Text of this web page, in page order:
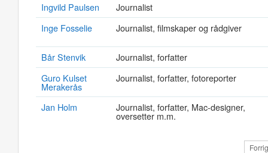
Ingvild Paulsen
Journalist
Inge Fosselie
Journalist, filmskaper og rådgiver
Bår Stenvik
Journalist, forfatter
Guro Kulset
Merakerås
Journalist, forfatter, fotoreporter
Jan Holm Journalist, forfatter, Mac-designer,
oversetter m.m.